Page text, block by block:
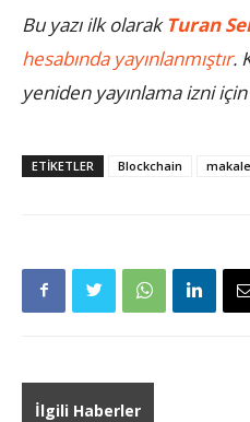
Bu yazı ilk olarak Turan
hesabında yayınlanmıştır.
yeniden yayınlama izni
ETIKETLER Blockchain makale
İlgili Haberler